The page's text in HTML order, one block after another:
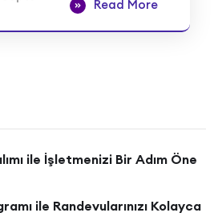
Read More
ile İşletmenizi Bir Adım Öne
ile Randevularınızı Kolayca